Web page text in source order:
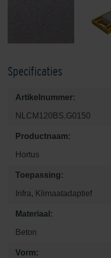
Specificaties
Artikelnummer:
NLCM120BS.G0150
Productnaam:
Hortus
Toepassing:
Infra, Klimaatadaptief
Materiaal:
Beton
Vorm: